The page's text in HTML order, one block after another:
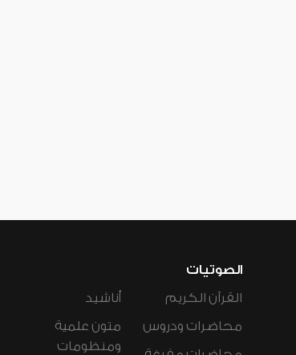
الصوتيات
القرآن الكريم
محاضرات ودروس
أناشيد
متون علمية
ومنظومات